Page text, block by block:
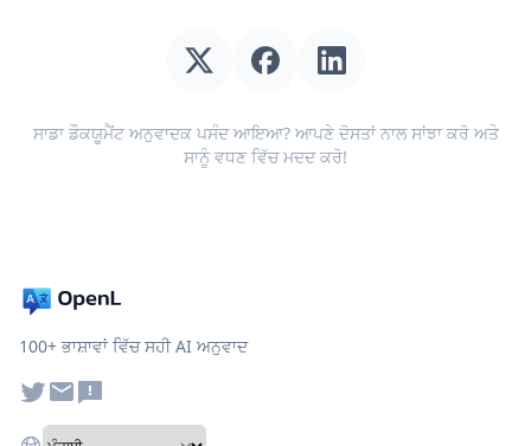
ਸਾਡਾ ਡੌਕਯੂਮੈਂਟ ਅਨੁਵਾਦਕ ਪਸੰਦ ਆਇਆ? ਆਪਣੇ ਦੋਸਤਾਂ ਨਾਲ ਸਾਂਝਾ ਕਰੋ ਅਤੇ
ਸਾਨੂੰ ਵਧਣ ਵਿੱਚ ਮਦਦ ਕਰੋ!
100+ ਭਾਸ਼ਾਵਾਂ ਵਿੱਚ ਸਹੀ AI ਅਨੁਵਾਦ